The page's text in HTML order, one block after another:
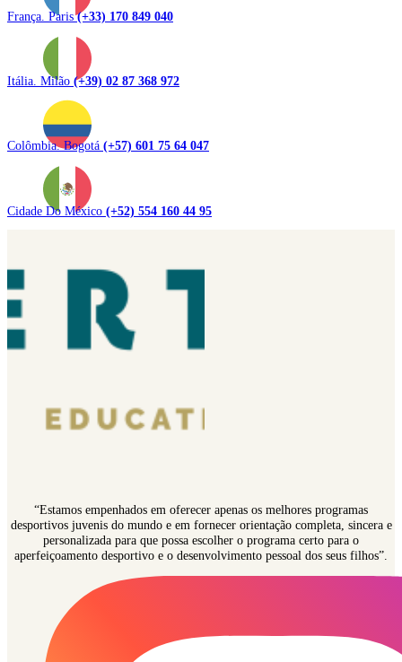
França. Paris(+33) 170 849 040
Itália. Milão (+39) 02 87 368 972
Colômbia. Bogotá (+57) 601 75 64 047
Cidade Do México (+52) 554 160 44 95
“Estamos empenhados em oferecer apenas os melhores programas
desportivos juvenis do mundo e em fornecer orientação completa, sincera e
personalizada para que possa escolher o programa certo para o
aperfeiçoamento desportivo e o desenvolvimento pessoal dos seus filhos”.